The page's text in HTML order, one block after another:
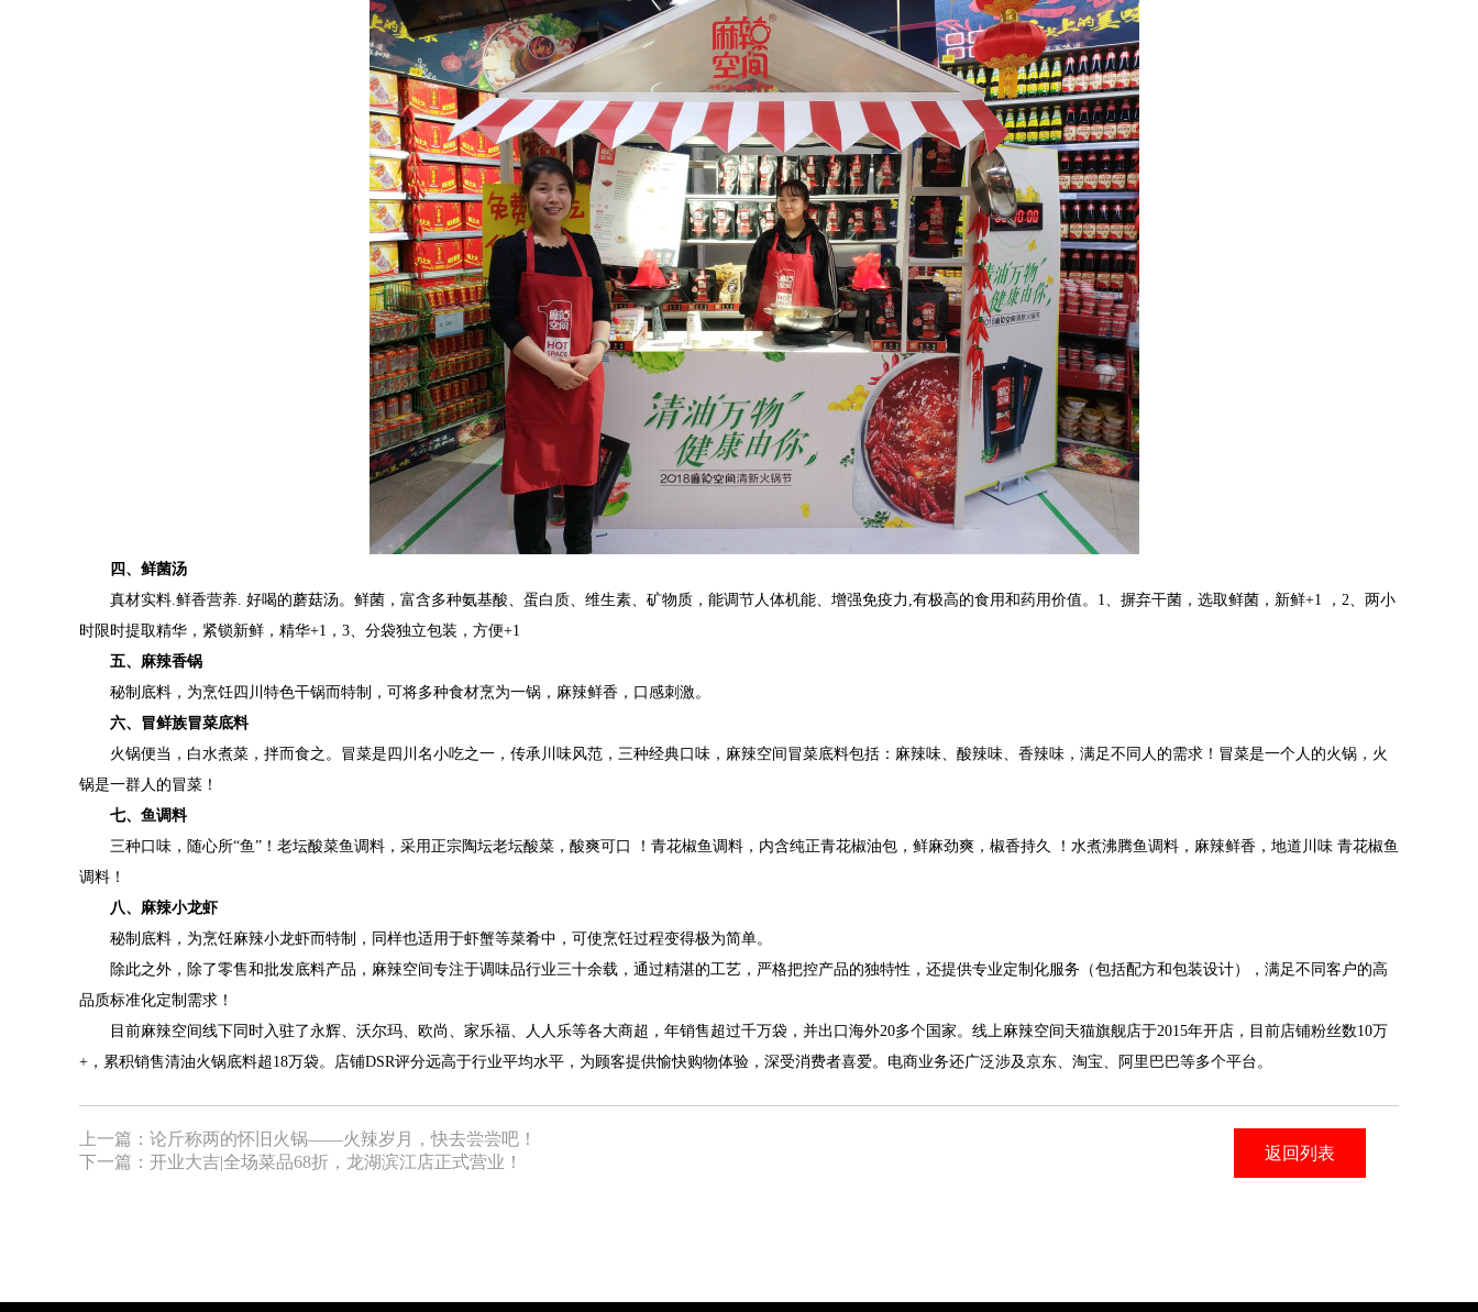
四、 鲜菌汤
真材实料.鲜香营养. 好喝的蘑菇汤。 鲜菌，富含多种氨基酸、蛋白质、维生素、矿物质，能调节人体机能、增强免疫力 ,有极高的食用和药用价值。 1、 摒弃干菌，选取鲜菌，新鲜+1 ， 2、 两小
时限时提取精华，紧锁新鲜，精华+1 ， 3、 分袋独立包装，方便+1
五、 麻辣香锅
秘制底料，为烹饪四川特色干锅而特制，可将多种食材烹为一锅，麻辣鲜香，口感刺激。
六、 冒鲜族冒菜底料
火锅便当，白水煮菜，拌而食之 。 冒菜是四川名小吃之一，传承川味风范，三种经典口味， 麻辣空间冒菜底料包括： 麻辣味、 酸辣味、 香辣味，满足不同人的需求 ！ 冒菜是一个人的火锅，火
锅是一群人的冒菜 ！
七、 鱼调料
三种口味，随心所“鱼” ！ 老坛酸菜鱼调料，采用正宗陶坛老坛酸菜，酸爽可口 ！ 青花椒鱼调料，内含纯正青花椒油包，鲜麻劲爽，椒香持久 ！ 水煮沸腾鱼调料，麻辣鲜香，地道川味 青花椒鱼
调料 ！
八、 麻辣小龙虾
秘制底料，为烹饪麻辣小龙虾而特制，同样也适用于虾蟹等菜肴中，可使烹饪过程变得极为简单。
除此之外，除了零售和批发底料产品， 麻辣空间专注于调味品行业三十余载，通过精湛的工艺，严格把控产品的独特性， 还提供专业定制化服务（包括配方和包装设计），满足不同客户的高
品质标准化定制需求！
目前麻辣空间线下同时入驻了永辉、沃尔玛、欧尚、家乐福、人人乐等各大商超，年销售超过千万袋，并出口海外20多个国家。 线上麻辣空间天猫旗舰店于2015年开店，目前店铺粉丝数10万
+，累积销售清油火锅底料超18万袋。店铺DSR评分远高于行业平均水平，为顾客提供愉快购物体验，深受消费者喜爱。电商业务还广泛涉及京东、淘宝、阿里巴巴等多个平台。
上一篇： 论斤称两的怀旧火锅——火辣岁月，快去尝尝吧！
下一篇： 开业大吉|全场菜品68折，龙湖滨江店正式营业！ 返回列表